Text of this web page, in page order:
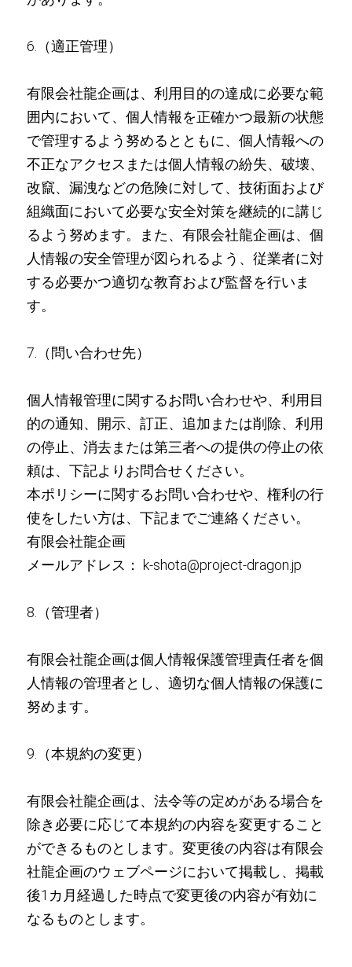
6.（適正管理）
有限会社龍企画は、利用目的の達成に必要な範
囲内において、個人情報を正確かつ最新の状態
で管理するよう努めるとともに、個人情報への
不正なアクセスまたは個人情報の紛失、破壊、
改竄、漏洩などの危険に対して、技術面および
組織面において必要な安全対策を継続的に講じ
るよう努めます。また、有限会社龍企画は、個
人情報の安全管理が図られるよう、従業者に対
する必要かつ適切な教育および監督を行いま
す。
7.（問い合わせ先）
個人情報管理に関するお問い合わせや、利用目
的の通知、開示、訂正、追加または削除、利用
の停止、消去または第三者への提供の停止の依
頼は、下記よりお問合せください。
本ポリシーに関するお問い合わせや、権利の行
使をしたい方は、下記までご連絡ください。
有限会社龍企画
メールアドレス： k-shota@project-dragon.jp
8.（管理者）
有限会社龍企画は個人情報保護管理責任者を個
人情報の管理者とし、適切な個人情報の保護に
努めます。
9.（本規約の変更）
有限会社龍企画は、法令等の定めがある場合を
除き必要に応じて本規約の内容を変更すること
ができるものとします。変更後の内容は有限会
社龍企画のウェブページにおいて掲載し、掲載
後1カ月経過した時点で変更後の内容が有効に
なるものとします。